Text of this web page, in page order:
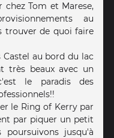
Tom et Marese,
au
trouver de quoi faire
Castel au bord du lac
très beaux avec un
le paradis des
le Ring of Kerry par
par piquer un petit
jusqu'à